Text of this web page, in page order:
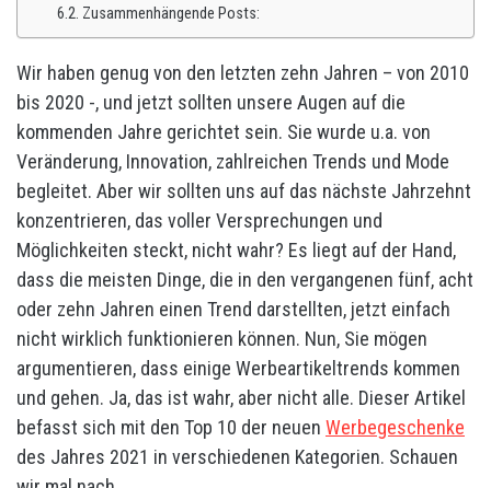
Zusammenhängende Posts:
Wir haben genug von den letzten zehn Jahren – von 2010
bis 2020 -, und jetzt sollten unsere Augen auf die
kommenden Jahre gerichtet sein. Sie wurde u.a. von
Veränderung, Innovation, zahlreichen Trends und Mode
begleitet. Aber wir sollten uns auf das nächste Jahrzehnt
konzentrieren, das voller Versprechungen und
Möglichkeiten steckt, nicht wahr? Es liegt auf der Hand,
dass die meisten Dinge, die in den vergangenen fünf, acht
oder zehn Jahren einen Trend darstellten, jetzt einfach
nicht wirklich funktionieren können. Nun, Sie mögen
argumentieren, dass einige Werbeartikeltrends kommen
und gehen. Ja, das ist wahr, aber nicht alle. Dieser Artikel
befasst sich mit den Top 10 der neuen Werbegeschenke
des Jahres 2021 in verschiedenen Kategorien. Schauen